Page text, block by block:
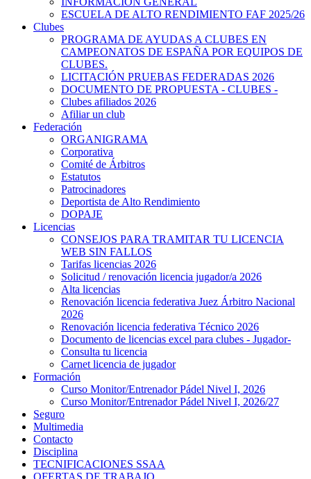
ESCUELA DE ALTO RENDIMIENTO FAF 2025/26
Clubes
PROGRAMA DE AYUDAS A CLUBES EN
CAMPEONATOS DE ESPAÑA POR EQUIPOS DE
CLUBES.
LICITACIÓN PRUEBAS FEDERADAS 2026
DOCUMENTO DE PROPUESTA - CLUBES -
Clubes afiliados 2026
Afiliar un club
Federación
ORGANIGRAMA
Corporativa
Comité de Árbitros
Estatutos
Patrocinadores
Deportista de Alto Rendimiento
DOPAJE
Licencias
CONSEJOS PARA TRAMITAR TU LICENCIA
WEB SIN FALLOS
Tarifas licencias 2026
Solicitud / renovación licencia jugador/a 2026
Alta licencias
Renovación licencia federativa Juez Árbitro Nacional
2026
Renovación licencia federativa Técnico 2026
Documento de licencias excel para clubes - Jugador-
Consulta tu licencia
Carnet licencia de jugador
Formación
Curso Monitor/Entrenador Pádel Nivel I, 2026
Curso Monitor/Entrenador Pádel Nivel I, 2026/27
Seguro
Multimedia
Contacto
Disciplina
TECNIFICACIONES SSAA
OFERTAS DE TRABAJO